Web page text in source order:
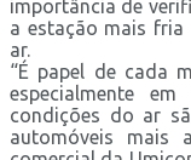
importância de
a estação mais
ar.
“É papel de cada
especialmente
condições do ar
automóveis mais